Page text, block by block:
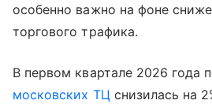
особенно важно на фоне
торгового трафика.
В первом квартале 2026 года
московских ТЦ снизилась на